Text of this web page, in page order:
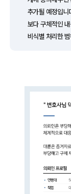
추가될 예정입니
보다 구체적인
비식별 처리한